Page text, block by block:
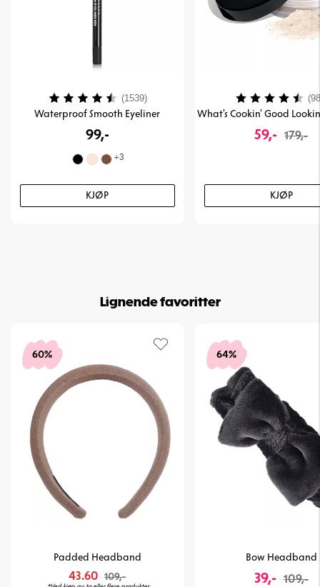
Waterproof Smooth Eyeliner
99,-
+3
KJØP
Karakter: (1539)
59,- 179,-
KJØP
Karakter:
Lignende favoritter
60%
Padded Headband
43.60 109,-
64%
Bow Headband
39,- 109,-